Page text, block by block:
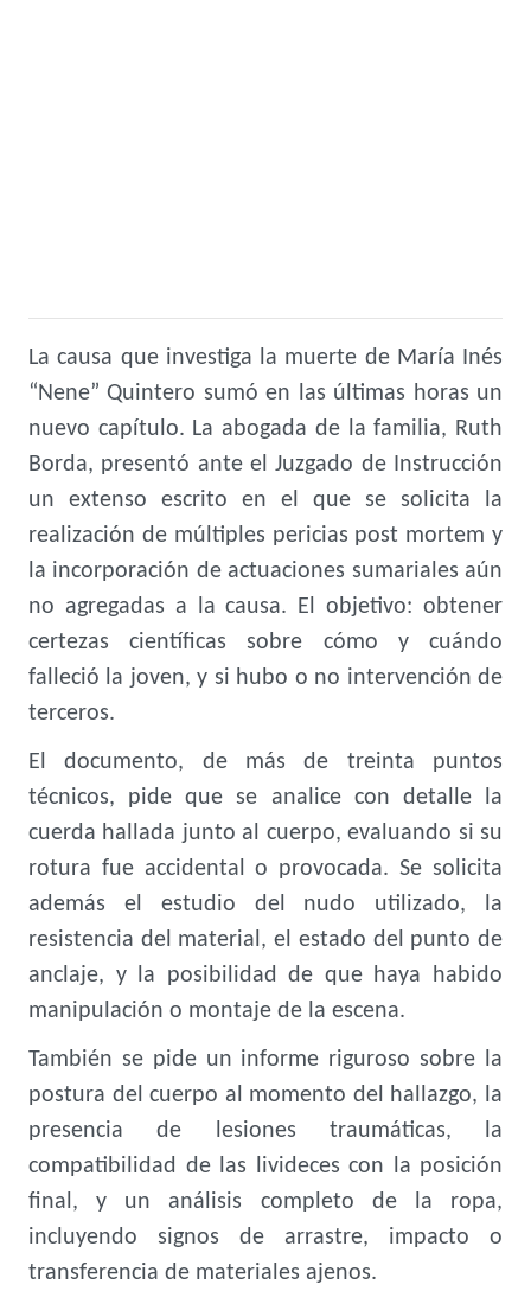
La causa que investiga la muerte de María Inés
“Nene” Quintero sumó en las últimas horas un
nuevo capítulo. La abogada de la familia, Ruth
Borda, presentó ante el Juzgado de Instrucción
un extenso escrito en el que se solicita la
realización de múltiples pericias post mortem y
la incorporación de actuaciones sumariales aún
no agregadas a la causa. El objetivo: obtener
certezas científicas sobre cómo y cuándo
falleció la joven, y si hubo o no intervención de
terceros.
El documento, de más de treinta puntos
técnicos, pide que se analice con detalle la
cuerda hallada junto al cuerpo, evaluando si su
rotura fue accidental o provocada. Se solicita
además el estudio del nudo utilizado, la
resistencia del material, el estado del punto de
anclaje, y la posibilidad de que haya habido
manipulación o montaje de la escena.
También se pide un informe riguroso sobre la
postura del cuerpo al momento del hallazgo, la
presencia de lesiones traumáticas, la
compatibilidad de las livideces con la posición
final, y un análisis completo de la ropa,
incluyendo signos de arrastre, impacto o
transferencia de materiales ajenos.